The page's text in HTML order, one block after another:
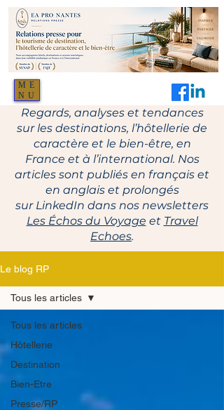
ME
NU
Regards, analyses et tendances
sur les destinations, l’hôtellerie de
caractère et le bien-être, en
France et à l’international. Nos
articles sont publiés en français et
en anglais et prolongés
sur LinkedIn dans nos newsletters
Les Échos du Voyage et Travel
Echoes.
Le blog RP
Tous les articles
Hôtellerie
Destination
Bien-Etre
Presse/RP
Tous les articles